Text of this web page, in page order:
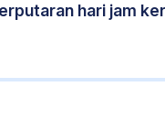
hari jam